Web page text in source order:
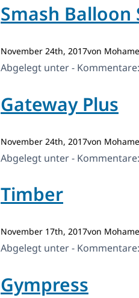
Smash Balloon
November 24th, 2017von
Abgelegt unter - Kommentare:
Gateway Plus
November 24th, 2017von
Abgelegt unter - Kommentare:
Timber
November 17th, 2017von
Abgelegt unter - Kommentare:
Gympress